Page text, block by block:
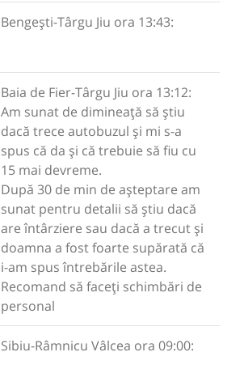
Bengești-Târgu Jiu ora 13:43:
Baia de Fier-Târgu Jiu ora 13:12:
Am sunat de dimineață să știu
dacă trece autobuzul și mi s-a
spus că da și că trebuie să fiu cu
15 mai devreme.
După 30 de min de așteptare am
sunat pentru detalii să știu dacă
are întârziere sau dacă a trecut și
doamna a fost foarte supărată că
i-am spus întrebările astea.
Recomand să faceți schimbări de
personal
Sibiu-Râmnicu Vâlcea ora 09:00: